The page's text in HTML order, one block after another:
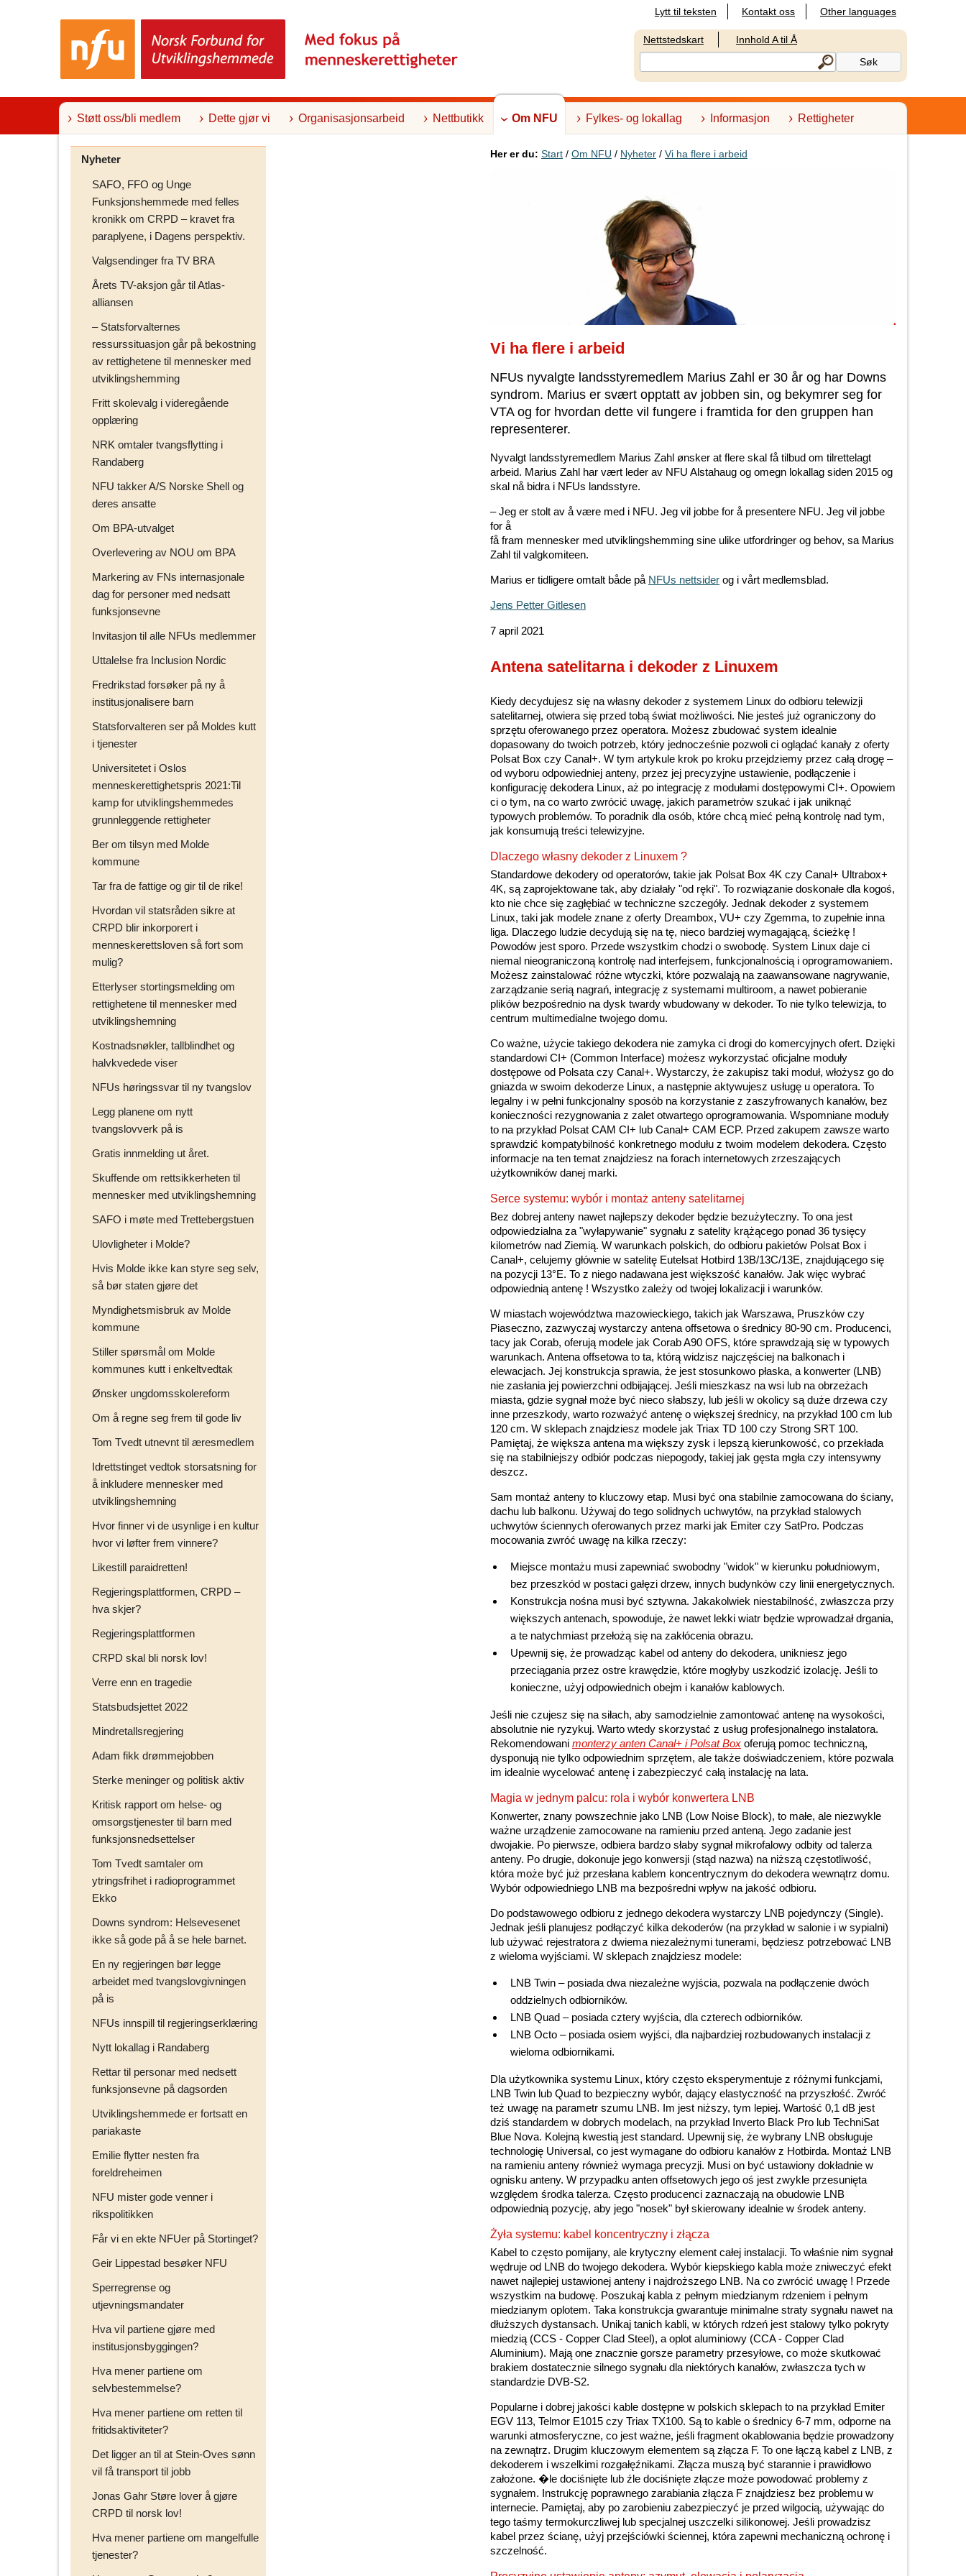
o
Lytt til teksten Kontakt oss Other languages
Nettstedskart Innhold A til Å
Støtt oss/bli medlem Dette gjør vi Organisasjonsarbeid Nettbutikk Om NFU Fylkes- og lokallag Informasjon Rettigheter
Nyheter
SAFO, FFO og Unge
Funksjonshemmede med felles
kronikk om CRPD – kravet fra
paraplyene, i Dagens perspektiv.
Valgsendinger fra TV BRA
Årets TV-aksjon går til Atlas-
alliansen
– Statsforvalternes
ressurssituasjon går på bekostning
av rettighetene til mennesker med
utviklingshemming
Fritt skolevalg i videregående
opplæring
NRK omtaler tvangsflytting i
Randaberg
NFU takker A/S Norske Shell og
deres ansatte
Om BPA-utvalget
Overlevering av NOU om BPA
Markering av FNs internasjonale
dag for personer med nedsatt
funksjonsevne
Invitasjon til alle NFUs medlemmer
Uttalelse fra Inclusion Nordic
Fredrikstad forsøker på ny å
institusjonalisere barn
Statsforvalteren ser på Moldes kutt
i tjenester
Universitetet i Oslos
menneskerettighetspris 2021:Til
kamp for utviklingshemmedes
grunnleggende rettigheter
Ber om tilsyn med Molde
kommune
Tar fra de fattige og gir til de rike!
Hvordan vil statsråden sikre at
CRPD blir inkorporert i
menneskerettsloven så fort som
mulig?
Etterlyser stortingsmelding om
rettighetene til mennesker med
utviklingshemning
Kostnadsnøkler, tallblindhet og
halvkvedede viser
NFUs høringssvar til ny tvangslov
Legg planene om nytt
tvangslovverk på is
Gratis innmelding ut året.
Skuffende om rettsikkerheten til
mennesker med utviklingshemning
SAFO i møte med Trettebergstuen
Ulovligheter i Molde?
Hvis Molde ikke kan styre seg selv,
så bør staten gjøre det
Myndighetsmisbruk av Molde
kommune
Stiller spørsmål om Molde
kommunes kutt i enkeltvedtak
Ønsker ungdomsskolereform
Om å regne seg frem til gode liv
Tom Tvedt utnevnt til æresmedlem
Idrettstinget vedtok storsatsning for
å inkludere mennesker med
utviklingshemning
Hvor finner vi de usynlige i en kultur
hvor vi løfter frem vinnere?
Likestill paraidretten!
Regjeringsplattformen, CRPD –
hva skjer?
Regjeringsplattformen
CRPD skal bli norsk lov!
Verre enn en tragedie
Statsbudsjettet 2022
Mindretallsregjering
Adam fikk drømmejobben
Sterke meninger og politisk aktiv
Kritisk rapport om helse- og
omsorgstjenester til barn med
funksjonsnedsettelser
Tom Tvedt samtaler om
ytringsfrihet i radioprogrammet
Ekko
Downs syndrom: Helsevesenet
ikke så gode på å se hele barnet.
En ny regjeringen bør legge
arbeidet med tvangslovgivningen
på is
NFUs innspill til regjeringserklæring
Nytt lokallag i Randaberg
Rettar til personar med nedsett
funksjonsevne på dagsorden
Utviklingshemmede er fortsatt en
pariakaste
Emilie flytter nesten fra
foreldreheimen
NFU mister gode venner i
rikspolitikken
Får vi en ekte NFUer på Stortinget?
Geir Lippestad besøker NFU
Sperregrense og
utjevningsmandater
Hva vil partiene gjøre med
institusjonsbyggingen?
Hva mener partiene om
selvbestemmelse?
Hva mener partiene om retten til
fritidsaktiviteter?
Det ligger an til at Stein-Oves sønn
vil få transport til jobb
Jonas Gahr Støre lover å gjøre
CRPD til norsk lov!
Hva mener partiene om mangelfulle
tjenester?
Her er du: Start / Om NFU / Nyheter / Vi ha flere i arbeid
Vi ha flere i arbeid
NFUs nyvalgte landsstyremedlem Marius Zahl er 30 år og har Downs
syndrom. Marius er svært opptatt av jobben sin, og bekymrer seg for
VTA og for hvordan dette vil fungere i framtida for den gruppen han
representerer.
Nyvalgt landsstyremedlem Marius Zahl ønsker at flere skal få tilbud om tilrettelagt
arbeid. Marius Zahl har vært leder av NFU Alstahaug og omegn lokallag siden 2015 og
skal nå bidra i NFUs landsstyre.
– Jeg er stolt av å være med i NFU. Jeg vil jobbe for å presentere NFU. Jeg vil jobbe
for å
få fram mennesker med utviklingshemming sine ulike utfordringer og behov, sa Marius
Zahl til valgkomiteen.
Marius er tidligere omtalt både på NFUs nettsider og i vårt medlemsblad.
Jens Petter Gitlesen
7 april 2021
Antena satelitarna i dekoder z Linuxem
Kiedy decydujesz się na własny dekoder z systemem Linux do odbioru telewizji
satelitarnej, otwiera się przed tobą świat możliwości. Nie jesteś już ograniczony do
sprzętu oferowanego przez operatora. Możesz zbudować system idealnie
dopasowany do twoich potrzeb, który jednocześnie pozwoli ci oglądać kanały z oferty
Polsat Box czy Canal+. W tym artykule krok po kroku przejdziemy przez całą drogę –
od wyboru odpowiedniej anteny, przez jej precyzyjne ustawienie, podłączenie i
konfigurację dekodera Linux, aż po integrację z modułami dostępowymi CI+. Opowiem
ci o tym, na co warto zwrócić uwagę, jakich parametrów szukać i jak uniknąć
typowych problemów. To poradnik dla osób, które chcą mieć pełną kontrolę nad tym,
jak konsumują treści telewizyjne.
Dlaczego własny dekoder z Linuxem ?
Standardowe dekodery od operatorów, takie jak Polsat Box 4K czy Canal+ Ultrabox+
4K, są zaprojektowane tak, aby działały "od ręki". To rozwiązanie doskonałe dla kogoś,
kto nie chce się zagłębiać w techniczne szczegóły. Jednak dekoder z systemem
Linux, taki jak modele znane z oferty Dreambox, VU+ czy Zgemma, to zupełnie inna
liga. Dlaczego ludzie decydują się na tę, nieco bardziej wymagającą, ścieżkę !
Powodów jest sporo. Przede wszystkim chodzi o swobodę. System Linux daje ci
niemal nieograniczoną kontrolę nad interfejsem, funkcjonalnością i oprogramowaniem.
Możesz zainstalować różne wtyczki, które pozwalają na zaawansowane nagrywanie,
zarządzanie serią nagrań, integrację z systemami multiroom, a nawet pobieranie
plików bezpośrednio na dysk twardy wbudowany w dekoder. To nie tylko telewizja, to
centrum multimedialne twojego domu.
Co ważne, użycie takiego dekodera nie zamyka ci drogi do komercyjnych ofert. Dzięki
standardowi CI+ (Common Interface) możesz wykorzystać oficjalne moduły
dostępowe od Polsata czy Canal+. Wystarczy, że zakupisz taki moduł, włożysz go do
gniazda w swoim dekoderze Linux, a następnie aktywujesz usługę u operatora. To
legalny i w pełni funkcjonalny sposób na korzystanie z zaszyfrowanych kanałów, bez
konieczności rezygnowania z zalet otwartego oprogramowania. Wspomniane moduły
to na przykład Polsat CAM CI+ lub Canal+ CAM ECP. Przed zakupem zawsze warto
sprawdzić kompatybilność konkretnego modułu z twoim modelem dekodera. Często
informacje na ten temat znajdziesz na forach internetowych zrzeszających
użytkowników danej marki.
Serce systemu: wybór i montaż anteny satelitarnej
Bez dobrej anteny nawet najlepszy dekoder będzie bezużyteczny. To ona jest
odpowiedzialna za "wyłapywanie" sygnału z satelity krążącego ponad 36 tysięcy
kilometrów nad Ziemią. W warunkach polskich, do odbioru pakietów Polsat Box i
Canal+, celujemy głównie w satelitę Eutelsat Hotbird 13B/13C/13E, znajdującego się
na pozycji 13°E. To z niego nadawana jest większość kanałów. Jak więc wybrać
odpowiednią antenę ! Wszystko zależy od twojej lokalizacji i warunków.
W miastach województwa mazowieckiego, takich jak Warszawa, Pruszków czy
Piaseczno, zazwyczaj wystarczy antena offsetowa o średnicy 80-90 cm. Producenci,
tacy jak Corab, oferują modele jak Corab A90 OFS, które sprawdzają się w typowych
warunkach. Antena offsetowa to ta, którą widzisz najczęściej na balkonach i
elewacjach. Jej konstrukcja sprawia, że jest stosunkowo płaska, a konwerter (LNB)
nie zasłania jej powierzchni odbijającej. Jeśli mieszkasz na wsi lub na obrzeżach
miasta, gdzie sygnał może być nieco słabszy, lub jeśli w okolicy są duże drzewa czy
inne przeszkody, warto rozważyć antenę o większej średnicy, na przykład 100 cm lub
120 cm. W sklepach znajdziesz modele jak Triax TD 100 czy Strong SRT 100.
Pamiętaj, że większa antena ma większy zysk i lepszą kierunkowość, co przekłada
się na stabilniejszy odbiór podczas niepogody, takiej jak gęsta mgła czy intensywny
deszcz.
Sam montaż anteny to kluczowy etap. Musi być ona stabilnie zamocowana do ściany,
dachu lub balkonu. Używaj do tego solidnych uchwytów, na przykład stalowych
uchwytów ściennych oferowanych przez marki jak Emiter czy SatPro. Podczas
mocowania zwróć uwagę na kilka rzeczy:
Miejsce montażu musi zapewniać swobodny "widok" w kierunku południowym,
bez przeszkód w postaci gałęzi drzew, innych budynków czy linii energetycznych.
Konstrukcja nośna musi być sztywna. Jakakolwiek niestabilność, zwłaszcza przy
większych antenach, spowoduje, że nawet lekki wiatr będzie wprowadzał drgania,
a te natychmiast przełożą się na zakłócenia obrazu.
Upewnij się, że prowadząc kabel od anteny do dekodera, unikniesz jego
przeciągania przez ostre krawędzie, które mogłyby uszkodzić izolację. Jeśli to
konieczne, użyj odpowiednich obejm i kanałów kablowych.
Jeśli nie czujesz się na siłach, aby samodzielnie zamontować antenę na wysokości,
absolutnie nie ryzykuj. Warto wtedy skorzystać z usług profesjonalnego instalatora.
Rekomendowani monterzy anten Canal+ i Polsat Box oferują pomoc techniczną,
dysponują nie tylko odpowiednim sprzętem, ale także doświadczeniem, które pozwala
im idealnie wycelować antenę i zabezpieczyć całą instalację na lata.
Magia w jednym palcu: rola i wybór konwertera LNB
Konwerter, znany powszechnie jako LNB (Low Noise Block), to małe, ale niezwykle
ważne urządzenie zamocowane na ramieniu przed anteną. Jego zadanie jest
dwojakie. Po pierwsze, odbiera bardzo słaby sygnał mikrofalowy odbity od talerza
anteny. Po drugie, dokonuje jego konwersji (stąd nazwa) na niższą częstotliwość,
która może być już przesłana kablem koncentrycznym do dekodera wewnątrz domu.
Wybór odpowiedniego LNB ma bezpośredni wpływ na jakość odbioru.
Do podstawowego odbioru z jednego dekodera wystarczy LNB pojedynczy (Single).
Jednak jeśli planujesz podłączyć kilka dekoderów (na przykład w salonie i w sypialni)
lub używać rejestratora z dwiema niezależnymi tunerami, będziesz potrzebować LNB
z wieloma wyjściami. W sklepach znajdziesz modele:
LNB Twin – posiada dwa niezależne wyjścia, pozwala na podłączenie dwóch
oddzielnych odbiorników.
LNB Quad – posiada cztery wyjścia, dla czterech odbiorników.
LNB Octo – posiada osiem wyjści, dla najbardziej rozbudowanych instalacji z
wieloma odbiornikami.
Dla użytkownika systemu Linux, który często eksperymentuje z różnymi funkcjami,
LNB Twin lub Quad to bezpieczny wybór, dający elastyczność na przyszłość. Zwróć
też uwagę na parametr szumu LNB. Im jest niższy, tym lepiej. Wartość 0,1 dB jest
dziś standardem w dobrych modelach, na przykład Inverto Black Pro lub TechniSat
Blue Nova. Kolejną kwestią jest standard. Upewnij się, że wybrany LNB obsługuje
technologię Universal, co jest wymagane do odbioru kanałów z Hotbirda. Montaż LNB
na ramieniu anteny również wymaga precyzji. Musi on być ustawiony dokładnie w
ognisku anteny. W przypadku anten offsetowych jego oś jest zwykle przesunięta
względem środka talerza. Często producenci zaznaczają na obudowie LNB
odpowiednią pozycję, aby jego "nosek" był skierowany idealnie w środek anteny.
Żyła systemu: kabel koncentryczny i złącza
Kabel to często pomijany, ale krytyczny element całej instalacji. To właśnie nim sygnał
wędruje od LNB do twojego dekodera. Wybór kiepskiego kabla może zniweczyć efekt
nawet najlepiej ustawionej anteny i najdroższego LNB. Na co zwrócić uwagę ! Przede
wszystkim na budowę. Poszukaj kabla z pełnym miedzianym rdzeniem i pełnym
miedzianym oplotem. Taka konstrukcja gwarantuje minimalne straty sygnału nawet na
dłuższych dystansach. Unikaj tanich kabli, w których rdzeń jest stalowy tylko pokryty
miedzią (CCS - Copper Clad Steel), a oplot aluminiowy (CCA - Copper Clad
Aluminium). Mają one znacznie gorsze parametry przesyłowe, co może skutkować
brakiem dostatecznie silnego sygnału dla niektórych kanałów, zwłaszcza tych w
standardzie DVB-S2.
Popularne i dobrej jakości kable dostępne w polskich sklepach to na przykład Emiter
EGV 113, Telmor E1015 czy Triax TX100. Są to kable o średnicy 6-7 mm, odporne na
warunki atmosferyczne, co jest ważne, jeśli fragment okablowania będzie prowadzony
na zewnątrz. Drugim kluczowym elementem są złącza F. To one łączą kabel z LNB, z
dekoderem i wszelkimi rozgałęźnikami. Złącza muszą być starannie i prawidłowo
założone. �le dociśnięte lub źle dociśnięte złącze może powodować problemy z
sygnałem. Instrukcję poprawnego zarabiania złącza F znajdziesz bez problemu w
internecie. Pamiętaj, aby po zarobieniu zabezpieczyć je przed wilgocią, używając do
tego taśmy termokurczliwej lub specjalnej uszczelki silikonowej. Jeśli prowadzisz
kabel przez ścianę, użyj przejściówki ściennej, która zapewni mechaniczną ochronę i
szczelność.